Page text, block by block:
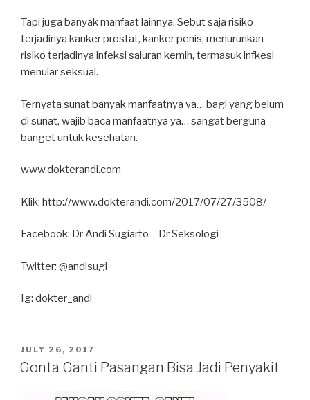
Tapi juga banyak manfaat lainnya. Sebut saja risiko
terjadinya kanker prostat, kanker penis, menurunkan
risiko terjadinya infeksi saluran kemih, termasuk infkesi
menular seksual.
Ternyata sunat banyak manfaatnya ya… bagi yang belum
di sunat, wajib baca manfaatnya ya… sangat berguna
banget untuk kesehatan.
www.dokterandi.com
Klik: http://www.dokterandi.com/2017/07/27/3508/
Facebook: Dr Andi Sugiarto – Dr Seksologi
Twitter: @andisugi
Ig: dokter_andi
POSTED
ON
JULY 26, 2017
Gonta Ganti Pasangan Bisa Jadi Penyakit